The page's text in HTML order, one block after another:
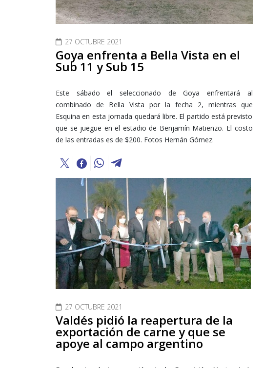
27 OCTUBRE 2021
Goya enfrenta a Bella Vista en el
Sub 11 y Sub 15
Este sábado el seleccionado de Goya enfrentará al
combinado de Bella Vista por la fecha 2, mientras que
Esquina en esta jornada quedará libre. El partido está previsto
que se juegue en el estadio de Benjamín Matienzo. El costo
de las entradas es de $200. Fotos Hernán Gómez.
27 OCTUBRE 2021
Valdés pidió la reapertura de la
exportación de carne y que se
apoye al campo argentino